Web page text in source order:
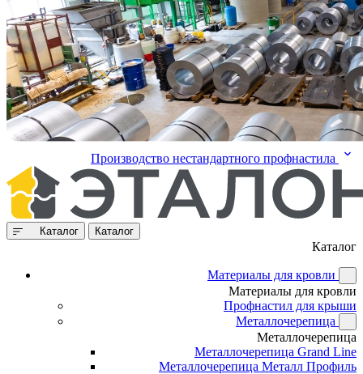
Производство нестандартного профнастила
Каталог Каталог
Каталог
Материалы для кровли
Материалы для кровли
Профнастил для крыши
Металлочерепица
Металлочерепица
Металлочерепица Grand Line
Металлочерепица Металл Профиль